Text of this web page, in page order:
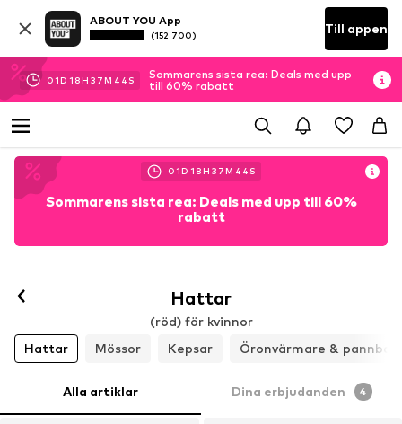
ABOUT YOU App
(152 700) Till appen
01D 18H 37M 42 S
Sommarens sista rea: Deals med upp
till 60% rabatt
01D 18H 37M 42 S
Sommarens sista rea: Deals med upp till 60%
rabatt
Hattar
(röd) för kvinnor
Hattar
Mössor Kepsar Öronvärmare &
Alla artiklar Dina erbjudanden 4